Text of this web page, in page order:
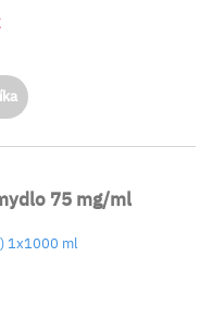
75 mg/ml
1x1000 ml